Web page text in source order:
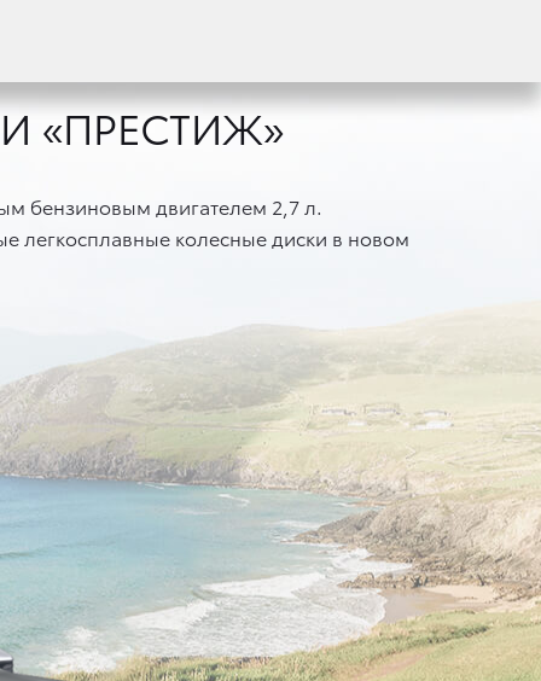
«ПРЕСТИЖ»
бензиновым двигателем 2,7 л.
колесные диски в новом